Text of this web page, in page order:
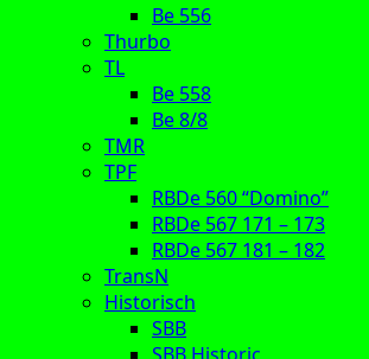
Be 556
Thurbo
TL
Be 558
Be 8/8
TMR
TPF
RBDe 560 “Domino”
RBDe 567 171 – 173
RBDe 567 181 – 182
TransN
Historisch
SBB